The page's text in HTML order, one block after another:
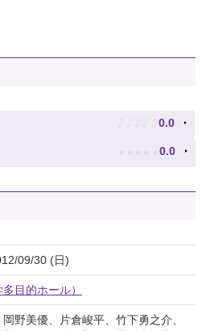
♪ ♪ ♪ ♪ ♪ 0.0
★ ★ ★ ★ ★ 0.0
09/30 (日)
目的ホール）
野美優、片倉峻平、竹下勇之介、